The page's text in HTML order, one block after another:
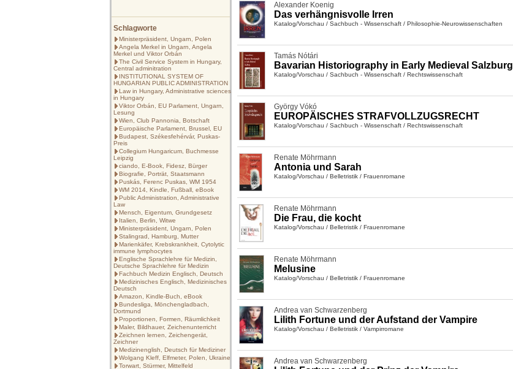
Schlagworte
Ministerpräsident, Ungarn, Polen
Angela Merkel in Ungarn, Angela
Merkel und Viktor Orbán
The Civil Service System in Hungary,
Central adminitration
INSTITUTIONAL SYSTEM OF
HUNGARIAN PUBLIC ADMINISTRATION
Law in Hungary, Administrative sciences
in Hungary
Viktor Orbán, EU Parlament, Ungarn,
Lesung
Wien, Club Pannonia, Botschaft
Europäische Parlament, Brussel, EU
Budapest, Székesfehérvár, Puskas-
Preis
Collegium Hungaricum, Buchmesse
Leipzig
ciando, E-Book, Fidesz, Bürger
Biografie, Porträt, Staatsmann
Puskás, Ferenc Puskas, WM 1954
WM 2014, Kindle, Fußball, eBook
Public Administration, Administrative
Law
Mensch, Eigentum, Grundgesetz
Italien, Berlin, Witwe
Ministerpräsident, Ungarn, Polen
Stalingrad, Hamburg, Mutter
Marienkäfer, Krebskrankheit, Cytolytic
immune lymphocytes
Englische Sprachlehre für Medizin,
Deutsche Sprachlehre für Medizin
Fachbuch Medizin Englisch, Deutsch
Medizinisches Englisch, Medizinisches
Deutsch
Amazon, Kindle-Buch, eBook
Bundesliga, Mönchengladbach,
Dortmund
Proportionen, Formen, Räumlichkeit
Maler, Bildhauer, Zeichenunterricht
Zeichnen lernen, Zeichengerät,
Zeichner
Medizinenglish, Deutsch für Mediziner
Wolgang Kleff, Elfmeter, Polen, Ukraine
Torwart, Stürmer, Mittelfeld
Alexander Koenig
Das verhängnisvolle Irren
Katalog/Vorschau / Sachbuch - Wissenschaft / Philosophie-Neurowissenschaften
Tamás Nótári
Bavarian Historiography in Early Medieval Salzburg
Katalog/Vorschau / Sachbuch - Wissenschaft / Rechtswissenschaft
György Vókó
EUROPÄISCHES STRAFVOLLZUGSRECHT
Katalog/Vorschau / Sachbuch - Wissenschaft / Rechtswissenschaft
Renate Möhrmann
Antonia und Sarah
Katalog/Vorschau / Belletristik / Frauenromane
Renate Möhrmann
Die Frau, die kocht
Katalog/Vorschau / Belletristik / Frauenromane
Renate Möhrmann
Melusine
Katalog/Vorschau / Belletristik / Frauenromane
Andrea van Schwarzenberg
Lilith Fortune und der Aufstand der Vampire
Katalog/Vorschau / Belletristik / Vampirromane
Andrea van Schwarzenberg